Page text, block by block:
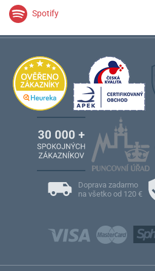
Spotify
Doprava zadarmo
na všetko od 120 €